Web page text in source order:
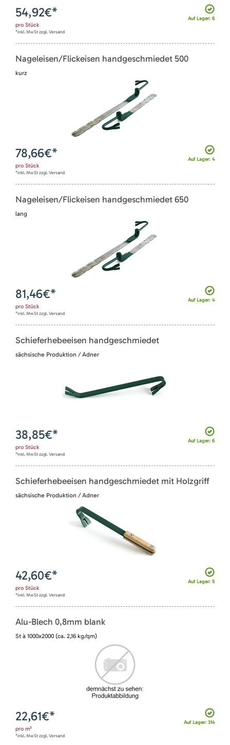
Auf Lager: 6
54,92€*
pro Stück
*inkl. MwSt zzgl. Versand
Nageleisen/Flickeisen handgeschmiedet 500
kurz
Auf Lager: 4
78,66€*
pro Stück
*inkl. MwSt zzgl. Versand
Nageleisen/Flickeisen handgeschmiedet 650
lang
Auf Lager: 4
81,46€*
pro Stück
*inkl. MwSt zzgl. Versand
Schieferhebeeisen handgeschmiedet
sächsische Produktion / Adner
Auf Lager: 6
38,85€*
pro Stück
*inkl. MwSt zzgl. Versand
Schieferhebeeisen handgeschmiedet mit Holzgriff
sächsische Produktion / Adner
Auf Lager: 5
42,60€*
pro Stück
*inkl. MwSt zzgl. Versand
Alu-Blech 0,8mm blank
St à 1000x2000 (ca. 2,16 kg/qm)
Auf Lager: 314
22,61€*
pro m²
*inkl. MwSt zzgl. Versand